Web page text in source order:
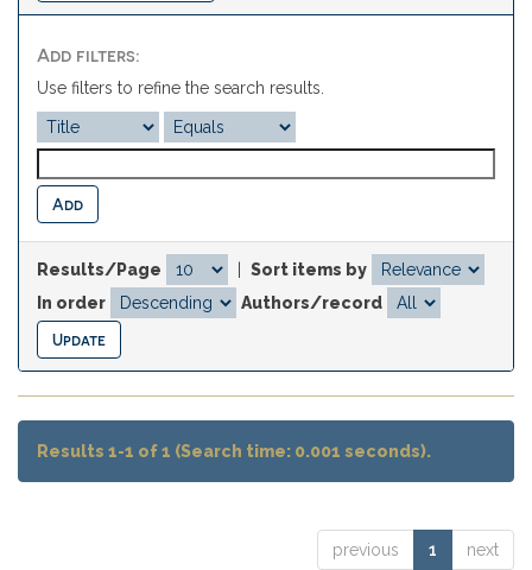
Add filters:
Use filters to refine the search results.
Results/Page
Sort items by
In order
Authors/record
Results 1-1 of 1 (Search time: 0.001 seconds).
previous 1 next